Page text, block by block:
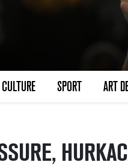
CULTURE SPORT ART